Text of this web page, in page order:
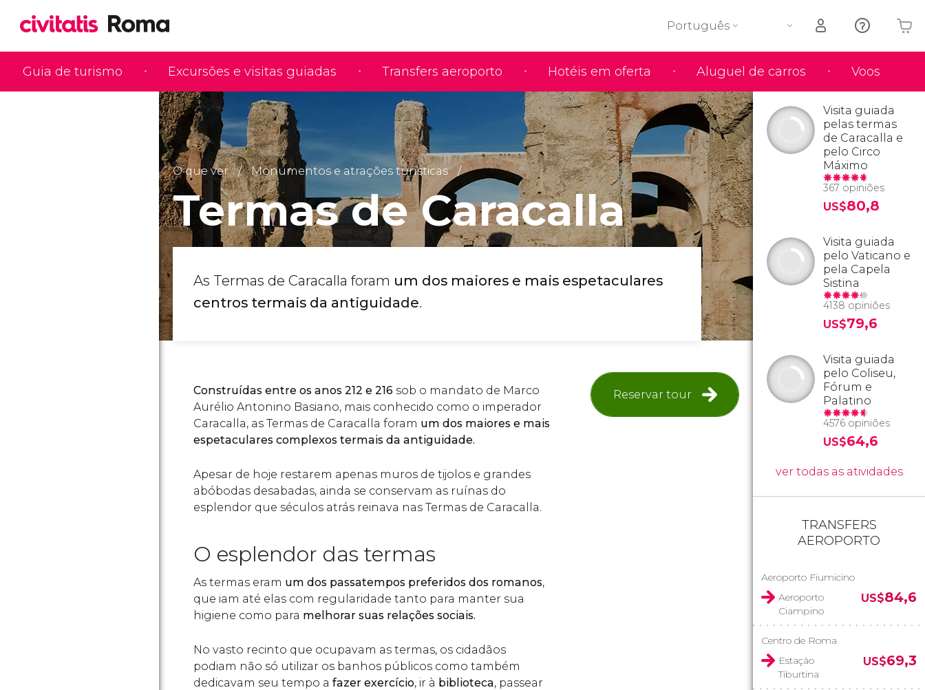
Guia de turismo Excursões e visitas guiadas Transfers aeroporto Hotéis em oferta Aluguel de carros Voos
Português
O seu carrinho está vazio
O que ver Monumentos e atrações turísticas
Termas de Caracalla
As Termas de Caracalla foram um dos maiores e mais espetaculares
centros termais da antiguidade.
Reservar tour
Construídas entre os anos 212 e 216 sob o mandato de Marco
Aurélio Antonino Basiano, mais conhecido como o imperador
Caracalla, as Termas de Caracalla foram um dos maiores e mais
espetaculares complexos termais da antiguidade.
Apesar de hoje restarem apenas muros de tijolos e grandes
abóbodas desabadas, ainda se conservam as ruínas do
esplendor que séculos atrás reinava nas Termas de Caracalla.
O esplendor das termas
As termas eram um dos passatempos preferidos dos romanos,
que iam até elas com regularidade tanto para manter sua
higiene como para melhorar suas relações sociais.
No vasto recinto que ocupavam as termas, os cidadãos
podiam não só utilizar os banhos públicos como também
dedicavam seu tempo a fazer exercício, ir à biblioteca, passear
Visita guiada
pelas termas
de Caracalla e
pelo Circo
Máximo
367 opiniões
US$80,8
Visita guiada
pelo Vaticano e
pela Capela
Sistina
4138 opiniões
US$79,6
Visita guiada
pelo Coliseu,
Fórum e
Palatino
4576 opiniões
US$64,6
ver todas as atividades
TRANSFERS
AEROPORTO
Aeroporto Fiumicino
Aeroporto
Ciampino
US$84,6
Centro de Roma
Estação
Tiburtina
US$69,3